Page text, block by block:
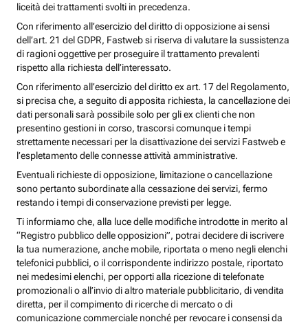
liceità dei trattamenti svolti in precedenza.
Con riferimento all’esercizio del diritto di opposizione ai sensi
dell’art. 21 del GDPR, Fastweb si riserva di valutare la sussistenza
di ragioni oggettive per proseguire il trattamento prevalenti
rispetto alla richiesta dell’interessato.
Con riferimento all’esercizio del diritto ex art. 17 del Regolamento,
si precisa che, a seguito di apposita richiesta, la cancellazione dei
dati personali sarà possibile solo per gli ex clienti che non
presentino gestioni in corso, trascorsi comunque i tempi
strettamente necessari per la disattivazione dei servizi Fastweb e
l’espletamento delle connesse attività amministrative.
Eventuali richieste di opposizione, limitazione o cancellazione
sono pertanto subordinate alla cessazione dei servizi, fermo
restando i tempi di conservazione previsti per legge.
Ti informiamo che, alla luce delle modifiche introdotte in merito al
“Registro pubblico delle opposizioni”, potrai decidere di iscrivere
la tua numerazione, anche mobile, riportata o meno negli elenchi
telefonici pubblici, o il corrispondente indirizzo postale, riportato
nei medesimi elenchi, per opporti alla ricezione di telefonate
promozionali o all’invio di altro materiale pubblicitario, di vendita
diretta, per il compimento di ricerche di mercato o di
comunicazione commerciale nonché per revocare i consensi da